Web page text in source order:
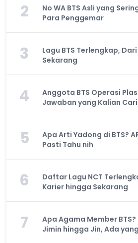
2
No WA BTS Asli yang
Para Penggemar
3
Lagu BTS Terlengkap,
Sekarang
4
Anggota BTS Operasi
Jawaban yang Kalian Cari
5
Apa Arti Yadong di BTS?
Pasti Tahu nih
6
Daftar Lagu NCT
Karier hingga Sekarang
7
Apa Agama Member
Jimin hingga Jin, Ada